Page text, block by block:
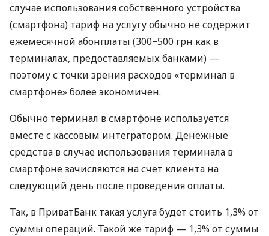
случае использования собственного устройства
(смартфона) тариф на услугу обычно не содержит
ежемесячной абонплаты (300−500 грн как в
терминалах, предоставляемых банками) —
поэтому с точки зрения расходов «терминал в
смартфоне» более экономичен.
Обычно терминал в смартфоне используется
вместе с кассовым интегратором. Денежные
средства в случае использования терминала в
смартфоне зачисляются на счет клиента на
следующий день после проведения оплаты.
Так, в ПриватБанк такая услуга будет стоить 1,3% от
суммы операций. Такой же тариф — 1,3% от суммы